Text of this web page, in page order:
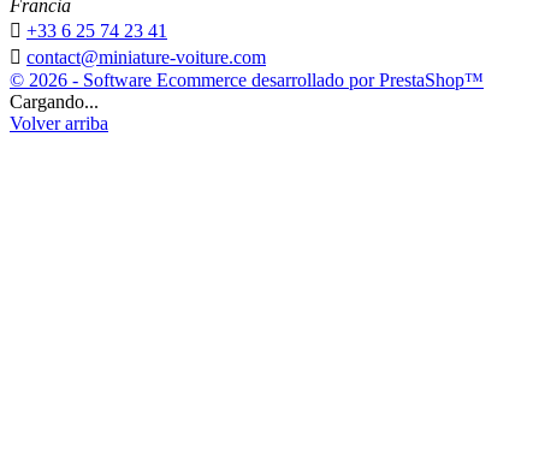
Francia
 +33 6 25 74 23 41
 contact@miniature-voiture.com
© 2026 - Software Ecommerce desarrollado por PrestaShop™
Cargando...
Volver arriba